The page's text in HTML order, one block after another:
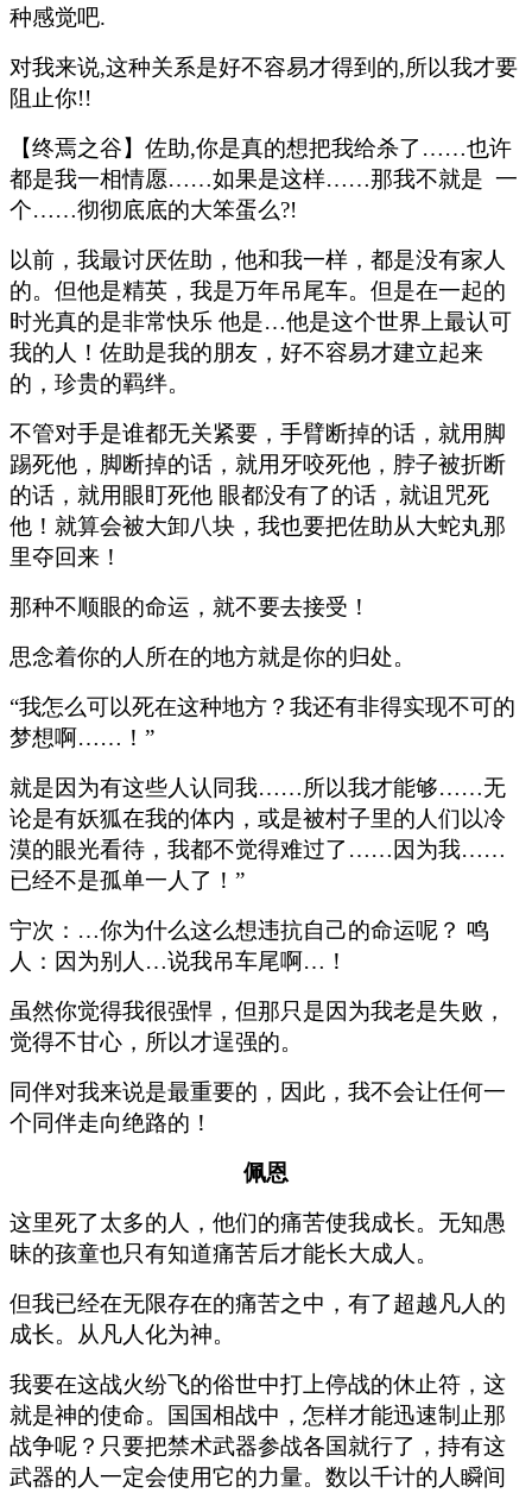
种感觉吧.
对我来说,这种关系是好不容易才得到的,所以我才要
阻止你!!
【终焉之谷】佐助,你是真的想把我给杀了……也许
都是我一相情愿……如果是这样……那我不就是 一
个……彻彻底底的大笨蛋么?!
以前，我最讨厌佐助，他和我一样，都是没有家人
的。但他是精英，我是万年吊尾车。但是在一起的
时光真的是非常快乐 他是…他是这个世界上最认可
我的人！佐助是我的朋友，好不容易才建立起来
的，珍贵的羁绊。
不管对手是谁都无关紧要，手臂断掉的话，就用脚
踢死他，脚断掉的话，就用牙咬死他，脖子被折断
的话，就用眼盯死他 眼都没有了的话，就诅咒死
他！就算会被大卸八块，我也要把佐助从大蛇丸那
里夺回来！
那种不顺眼的命运，就不要去接受！
思念着你的人所在的地方就是你的归处。
“我怎么可以死在这种地方？我还有非得实现不可的
梦想啊……！”
就是因为有这些人认同我……所以我才能够……无
论是有妖狐在我的体内，或是被村子里的人们以冷
漠的眼光看待，我都不觉得难过了……因为我……
已经不是孤单一人了！”
宁次：…你为什么这么想违抗自己的命运呢？ 鸣
人：因为别人…说我吊车尾啊…！
虽然你觉得我很强悍，但那只是因为我老是失败，
觉得不甘心，所以才逞强的。
同伴对我来说是最重要的，因此，我不会让任何一
个同伴走向绝路的！
佩恩
这里死了太多的人，他们的痛苦使我成长。无知愚
昧的孩童也只有知道痛苦后才能长大成人。
但我已经在无限存在的痛苦之中，有了超越凡人的
成长。从凡人化为神。
我要在这战火纷飞的俗世中打上停战的休止符，这
就是神的使命。国国相战中，怎样才能迅速制止那
战争呢？只要把禁术武器参战各国就行了，持有这
武器的人一定会使用它的力量。数以千计的人瞬间